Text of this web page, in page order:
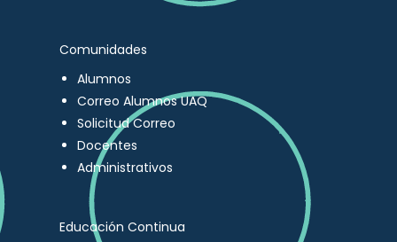
Comunidades
Alumnos
Correo Alumnos UAQ
Solicitud Correo
Docentes
Administrativos
Educación Continua